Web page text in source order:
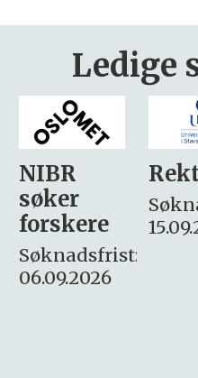
Ledige
Rektor
Søknadsfrist:
15.09.2026